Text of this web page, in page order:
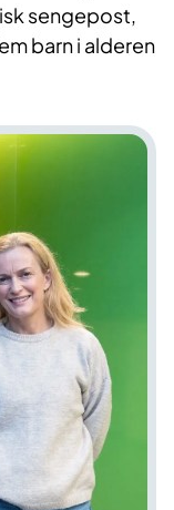
sengepost,
barn i alderen